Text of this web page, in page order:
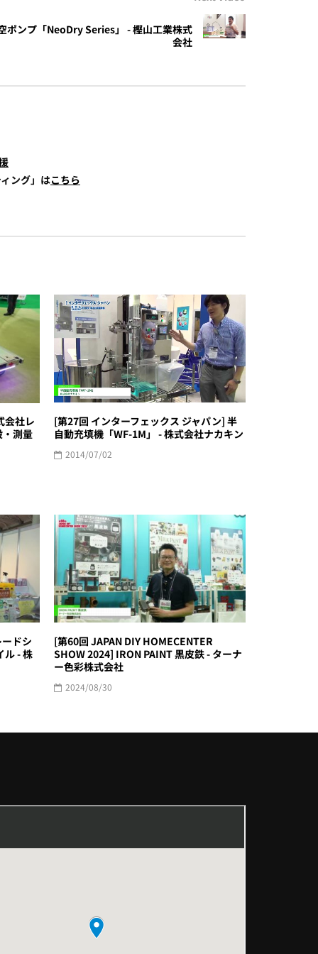
ポンプ「NeoDry Series」 - 樫山工業株式
会社
ング」はこちら
会社レ
・測量
[第27回 インターフェックス ジャパン] 半
自動充填機「WF-1M」 - 株式会社ナカキン
2014/07/02
ドシ
ル - 株
[第60回 JAPAN DIY HOMECENTER
SHOW 2024] IRON PAINT 黒皮鉄 - ターナ
ー色彩株式会社
2024/08/30